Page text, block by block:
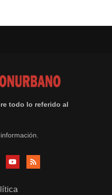
todo lo referido al